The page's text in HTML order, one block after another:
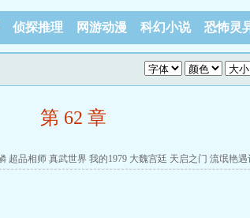
侦探推理 网游动漫 科幻小说 恐怖灵
第 62 章
超品相师 真武世界 我的1979 大魏宫廷 天启之门 流氓艳遇